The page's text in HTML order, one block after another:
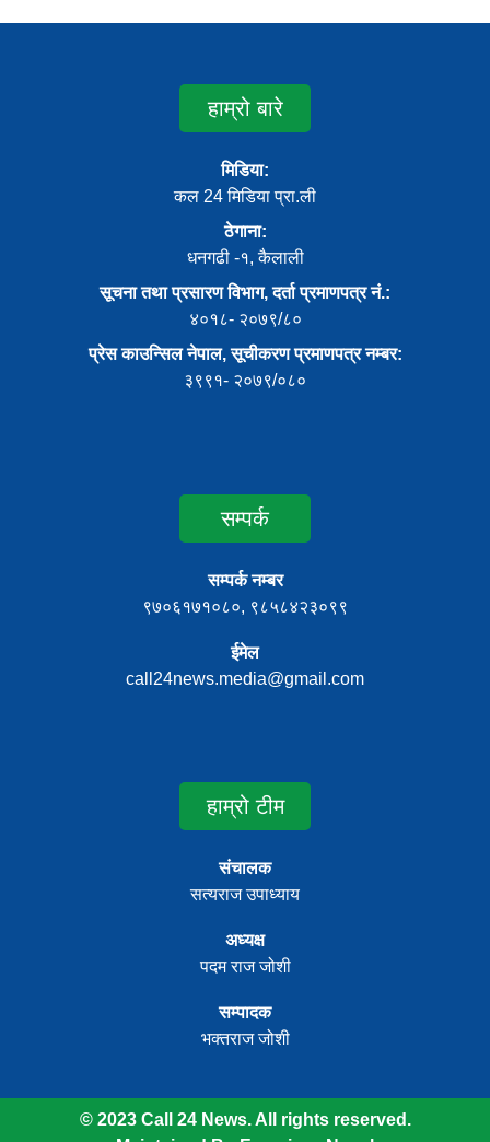
हाम्रो बारे
मिडिया:
कल 24 मिडिया प्रा.ली
ठेगाना:
धनगढी -१, कैलाली
सूचना तथा प्रसारण विभाग, दर्ता प्रमाणपत्र नं.:
४०१८- २०७९/८०
प्रेस काउन्सिल नेपाल, सूचीकरण प्रमाणपत्र नम्बर:
३९९१- २०७९/०८०
सम्पर्क
सम्पर्क नम्बर
९७०६१७१०८०, ९८५८४२३०९९
ईमेल
call24news.media@gmail.com
हाम्रो टीम
संचालक
सत्यराज उपाध्याय
अध्यक्ष
पदम राज जोशी
सम्पादक
भक्तराज जोशी
© 2023 Call 24 News. All rights reserved.